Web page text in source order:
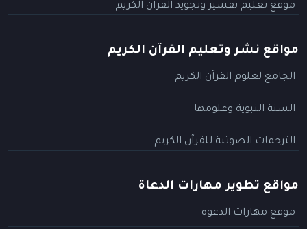
موقع تعليم تفسير وتجويد القرآن الكريم
مواقع نشر وتعليم القرآن الكريم
الجامع لعلوم القرآن الكريم
السنة النبوية وعلومها
الترجمات الصوتية للقرآن الكريم
مواقع تطوير مهارات الدعاة
موقع مهارات الدعوة